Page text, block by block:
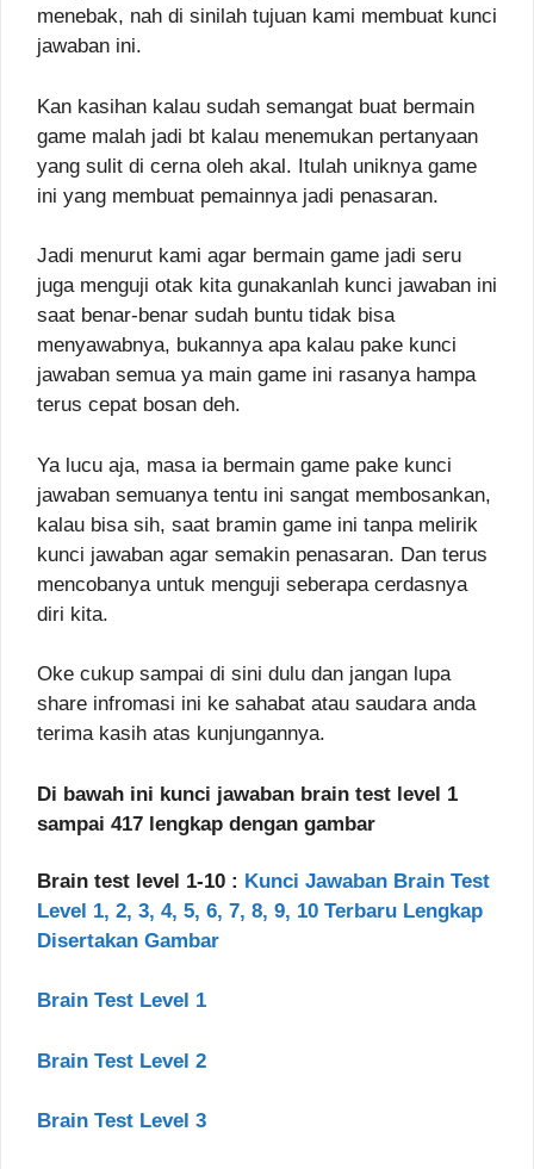
menebak, nah di sinilah tujuan kami membuat kunci
jawaban ini.
Kan kasihan kalau sudah semangat buat bermain
game malah jadi bt kalau menemukan pertanyaan
yang sulit di cerna oleh akal. Itulah uniknya game
ini yang membuat pemainnya jadi penasaran.
Jadi menurut kami agar bermain game jadi seru
juga menguji otak kita gunakanlah kunci jawaban ini
saat benar-benar sudah buntu tidak bisa
menyawabnya, bukannya apa kalau pake kunci
jawaban semua ya main game ini rasanya hampa
terus cepat bosan deh.
Ya lucu aja, masa ia bermain game pake kunci
jawaban semuanya tentu ini sangat membosankan,
kalau bisa sih, saat bramin game ini tanpa melirik
kunci jawaban agar semakin penasaran. Dan terus
mencobanya untuk menguji seberapa cerdasnya
diri kita.
Oke cukup sampai di sini dulu dan jangan lupa
share infromasi ini ke sahabat atau saudara anda
terima kasih atas kunjungannya.
Di bawah ini kunci jawaban brain test level 1
sampai 417 lengkap dengan gambar
Brain test level 1-10 : Kunci Jawaban Brain Test
Level 1, 2, 3, 4, 5, 6, 7, 8, 9, 10 Terbaru Lengkap
Disertakan Gambar
Brain Test Level 1
Brain Test Level 2
Brain Test Level 3